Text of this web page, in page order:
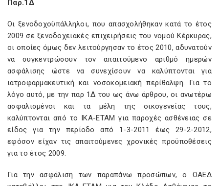
Παρ.1Δ
Οι ξενοδοχοϋπάλληλοι, που απασχολήθηκαν κατά το έτος
2009 σε ξενοδοχειακές επιχειρήσεις του νομού Κέρκυρας,
οι οποίες όμως δεν λειτούργησαν το έτος 2010, αδυνατούν
να συγκεντρώσουν τον απαιτούμενο αριθμό ημερών
ασφάλισης ώστε να συνεχίσουν να καλύπτονται για
ιατροφαρμακευτική και νοσοκομειακή περίθαλψη. Για το
λόγο αυτό, με την παρ 1Δ του ως άνω άρθρου, οι ανωτέρω
ασφαλισμένοι και τα μέλη της οικογενείας τους,
καλύπτονται από το ΙΚΑ-ΕΤΑΜ για παροχές ασθένειας σε
είδος για την περίοδο από 1-3-2011 έως 29-2-2012,
εφόσον είχαν τις απαιτούμενες χρονικές προϋποθέσεις
για το έτος 2009.
Για την ασφάλιση των παραπάνω προσώπων, ο ΟΑΕΔ